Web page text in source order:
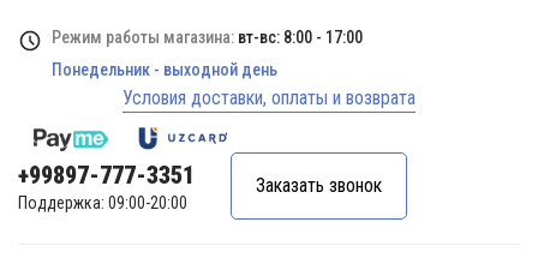
Режим работы магазина: вт-вс: 8:00 - 17:00
Понедельник - выходной день
Условия доставки, оплаты и возврата
+99897-777-3351
Поддержка: 09:00-20:00
Заказать звонок